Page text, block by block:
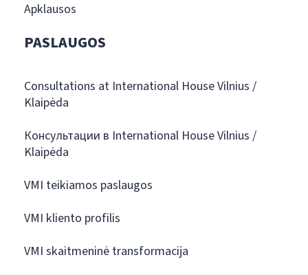
Apklausos
PASLAUGOS
Consultations at International House Vilnius /
Klaipėda
Консультации в International House Vilnius /
Klaipėda
VMI teikiamos paslaugos
VMI kliento profilis
VMI skaitmeninė transformacija